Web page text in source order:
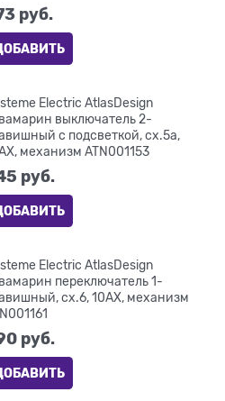
руб.
Electric AtlasDesign
выключатель 2-
с подсветкой, сх.5а,
механизм ATN001153
руб.
Electric AtlasDesign
переключатель 1-
сх.6, 10АХ, механизм
руб.